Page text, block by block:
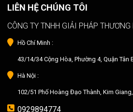
LIÊN HỆ CHÚNG TÔI
CÔNG TY TNHH GIẢI PHÁP
Hồ Chí Minh :
43/14/34 Cộng Hòa, Phường 4, Quận Tân
Hà Nội :
102/51 Phố Hoàng Đạo Thành, Kim
0929894774